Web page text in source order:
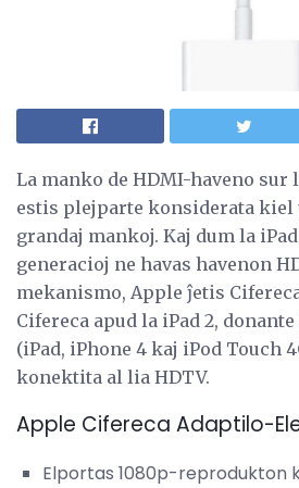
La manko de HDMI-haveno sur
estis plejparte konsiderata kiel
grandaj mankoj. Kaj dum la
generacioj ne havas havenon
mekanismo, Apple ĵetis
Cifereca apud la iPad 2,
(iPad, iPhone 4 kaj iPod Touch
konektita al lia HDTV.
Apple Cifereca Adaptilo-
Elportas 1080p-reprodukton